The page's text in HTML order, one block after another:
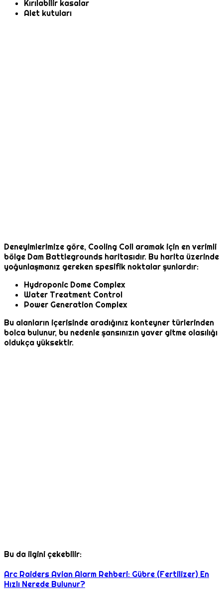
Kırılabilir kasalar
Alet kutuları
Deneyimlerimize göre, Cooling Coil aramak için en verimli
bölge Dam Battlegrounds haritasıdır. Bu harita üzerinde
yoğunlaşmanız gereken spesifik noktalar şunlardır:
Hydroponic Dome Complex
Water Treatment Control
Power Generation Complex
Bu alanların içerisinde aradığınız konteyner türlerinden
bolca bulunur, bu nedenle şansınızın yaver gitme olasılığı
oldukça yüksektir.
Bu da ilgini çekebilir:
Arc Raiders Avian Alarm Rehberi: Gübre (Fertilizer) En
Hızlı Nerede Bulunur?